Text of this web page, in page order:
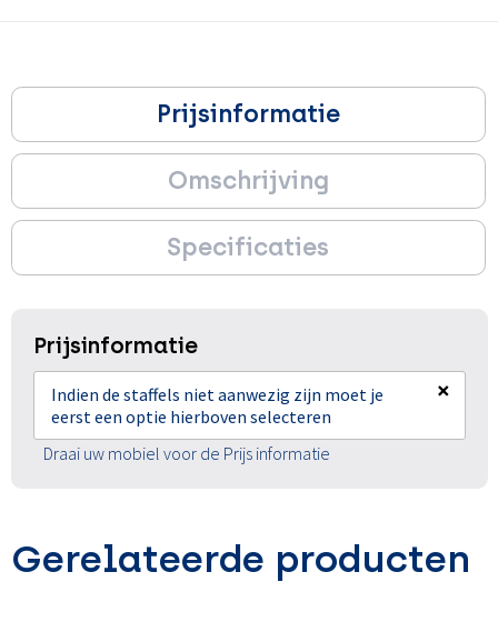
Prijsinformatie
Omschrijving
Specificaties
Prijsinformatie
Indien de staffels niet aanwezig zijn moet je
eerst een optie hierboven selecteren
×
Draai uw mobiel voor de Prijs informatie
Gerelateerde producten